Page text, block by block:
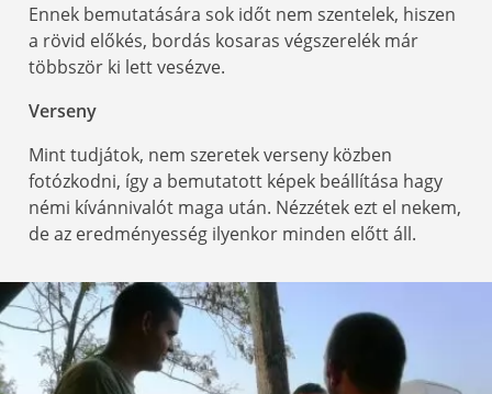
Ennek bemutatására sok időt nem szentelek, hiszen
a rövid előkés, bordás kosaras végszerelék már
többször ki lett vesézve.
Verseny
Mint tudjátok, nem szeretek verseny közben
fotózkodni, így a bemutatott képek beállítása hagy
némi kívánnivalót maga után. Nézzétek ezt el nekem,
de az eredményesség ilyenkor minden előtt áll.